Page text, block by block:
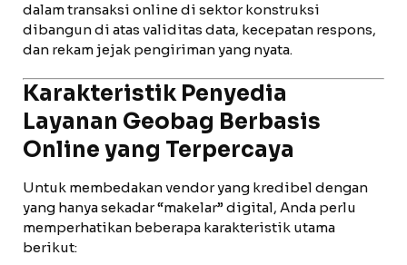
dalam transaksi online di sektor konstruksi
dibangun di atas validitas data, kecepatan respons,
dan rekam jejak pengiriman yang nyata.
Karakteristik Penyedia
Layanan Geobag Berbasis
Online yang Terpercaya
Untuk membedakan vendor yang kredibel dengan
yang hanya sekadar “makelar” digital, Anda perlu
memperhatikan beberapa karakteristik utama
berikut: